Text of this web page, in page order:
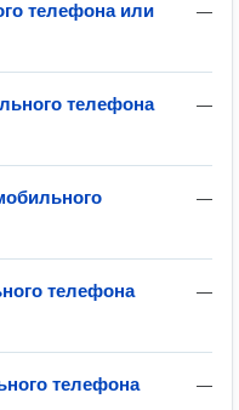
—
телефона или
—
телефона
—
—
телефона
—
телефона